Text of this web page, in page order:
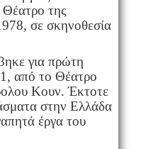
της
σε σκηνοθεσία
για πρώτη
από το Θέατρο
Κουν. Έκτοτε
στην Ελλάδα
έργα του